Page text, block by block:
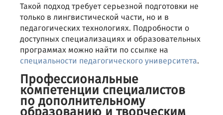
Такой подход требует серьезной подготовки не
только в лингвистической части, но и в
педагогических технологиях. Подробности о
доступных специализациях и образовательных
программах можно найти по ссылке на
специальности педагогического университета.
Профессиональные
компетенции специалистов
по дополнительному